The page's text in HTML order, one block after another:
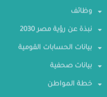
وظائف
نبذة عن رؤية مصر 2030
بيانات الحسابات القومية
بيانات صحفية
خطة المواطن